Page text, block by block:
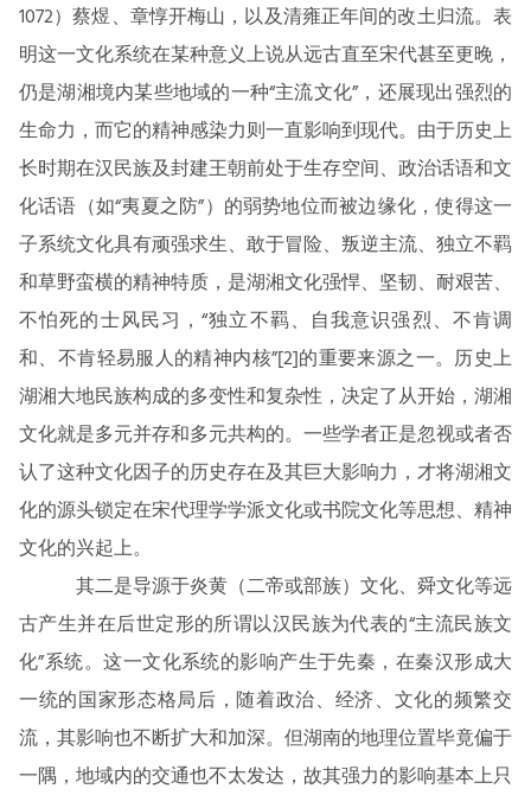
1072）蔡煜、章惇开梅山，以及清雍正年间的改土归流。表
明这一文化系统在某种意义上说从远古直至宋代甚至更晚，
仍是湖湘境内某些地域的一种“主流文化”，还展现出强烈的
生命力，而它的精神感染力则一直影响到现代。由于历史上
长时期在汉民族及封建王朝前处于生存空间、政治话语和文
化话语（如“夷夏之防”）的弱势地位而被边缘化，使得这一
子系统文化具有顽强求生、敢于冒险、叛逆主流、独立不羁
和草野蛮横的精神特质，是湖湘文化强悍、坚韧、耐艰苦、
不怕死的士风民习，“独立不羁、自我意识强烈、不肯调
和、不肯轻易服人的精神内核”[2]的重要来源之一。历史上
湖湘大地民族构成的多变性和复杂性，决定了从开始，湖湘
文化就是多元并存和多元共构的。一些学者正是忽视或者否
认了这种文化因子的历史存在及其巨大影响力，才将湖湘文
化的源头锁定在宋代理学学派文化或书院文化等思想、精神
文化的兴起上。
其二是导源于炎黄（二帝或部族）文化、舜文化等远
古产生并在后世定形的所谓以汉民族为代表的“主流民族文
化”系统。这一文化系统的影响产生于先秦，在秦汉形成大
一统的国家形态格局后，随着政治、经济、文化的频繁交
流，其影响也不断扩大和加深。但湖南的地理位置毕竟偏于
一隅，地域内的交通也不太发达，故其强力的影响基本上只